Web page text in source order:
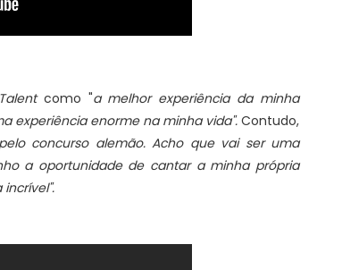
como "a melhor experiência da minha
experiência enorme na minha vida". Contudo,
concurso alemão. Acho que vai ser uma
a oportunidade de cantar a minha própria